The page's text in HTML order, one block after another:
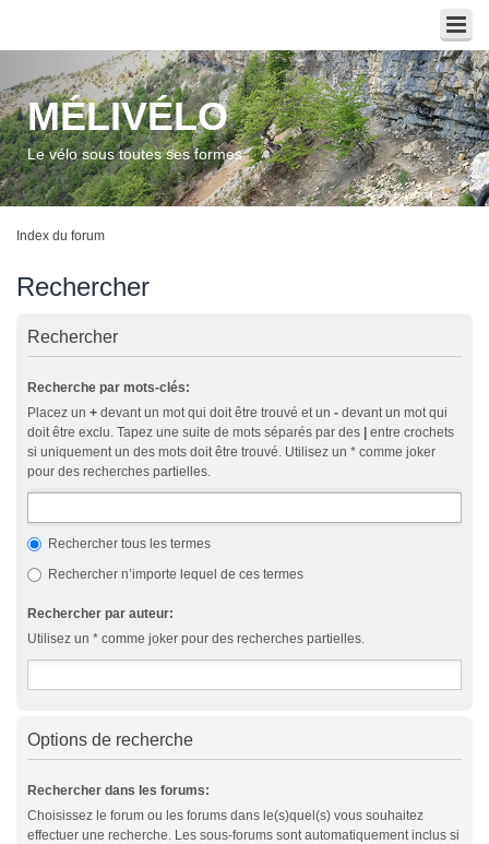
MÉLIVÉLO
Le vélo sous toutes ses formes
Index du forum
Rechercher
Rechercher
Recherche par mots-clés:
Placez un + devant un mot qui doit être trouvé et un - devant un mot qui
doit être exclu. Tapez une suite de mots séparés par des
entre crochets
si uniquement un des mots doit être trouvé. Utilisez un * comme joker
pour des recherches partielles.
Rechercher tous les termes
Rechercher n’importe lequel de ces termes
Rechercher par auteur:
Utilisez un * comme joker pour des recherches partielles.
Options de recherche
Rechercher dans les forums:
Choisissez le forum ou les forums dans le(s)quel(s) vous souhaitez
effectuer une recherche. Les sous-forums sont automatiquement inclus si